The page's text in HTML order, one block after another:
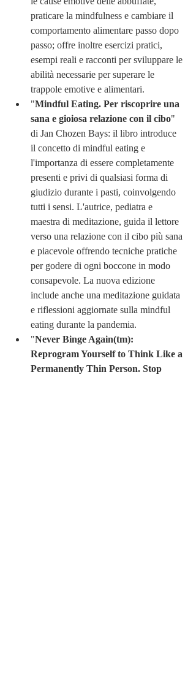
praticare la mindfulness e cambiare il
comportamento alimentare passo dopo
passo; offre inoltre esercizi pratici,
esempi reali e racconti per sviluppare le
abilità necessarie per superare le
trappole emotive e alimentari.
"Mindful Eating. Per riscoprire una
sana e gioiosa relazione con il cibo"
di Jan Chozen Bays: il libro introduce
il concetto di mindful eating e
l'importanza di essere completamente
presenti e privi di qualsiasi forma di
giudizio durante i pasti, coinvolgendo
tutti i sensi. L'autrice, pediatra e
maestra di meditazione, guida il lettore
verso una relazione con il cibo più sana
e piacevole offrendo tecniche pratiche
per godere di ogni boccone in modo
consapevole. La nuova edizione
include anche una meditazione guidata
e riflessioni aggiornate sulla mindful
eating durante la pandemia.
"Never Binge Again(tm):
Reprogram Yourself to Think Like a
Permanently Thin Person. Stop